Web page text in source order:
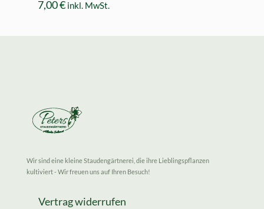
7,00€ inkl. MwSt.
Wir sind eine kleine Staudengärtnerei, die ihre Lieblingspflanzen
kultiviert - Wir freuen uns auf Ihren Besuch!
Vertrag widerrufen